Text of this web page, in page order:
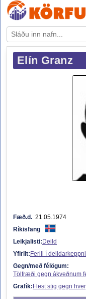
Elín Granz
Fæð.d. 21.05.1974
Ríkisfang
Leikjalisti: Deild
Yfirlit: Ferill í deildarkeppni
Gegn/með félögum:
Tölfræði gegn ákveðnum
Grafík: Flest stig gegn